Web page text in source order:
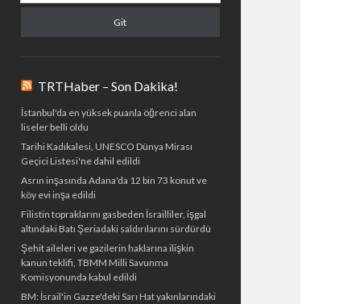
TRTHaber – Son Dakika!
İstanbul'da en yüksek puanla öğrenci alan
liseler belli oldu
Tarihi Kadıkalesi, UNESCO Dünya Mirası
Geçici Listesi'ne dahil edildi
Asrın inşasında Adana'da 12 bin 73 konut ve
köy evi inşa edildi
Filistin topraklarını gasbeden İsrailliler, işgal
altındaki Batı Şeriadaki saldırılarını sürdürdü
Şehit aileleri ve gazilerin haklarına ilişkin
kanun teklifi, TBMM Milli Savunma
Komisyonunda kabul edildi
BM: İsrail'in Gazze'deki Sarı Hat yakınlarındaki